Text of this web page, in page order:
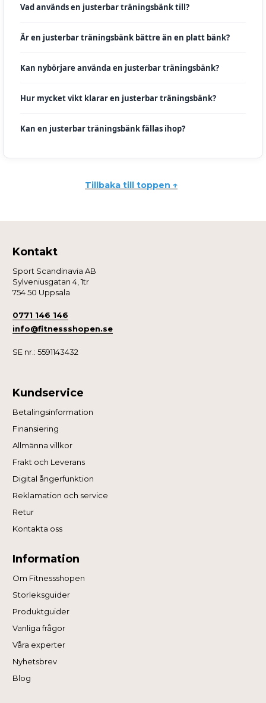
Vad används en justerbar träningsbänk till?
Är en justerbar träningsbänk bättre än en platt bänk?
Kan nybörjare använda en justerbar träningsbänk?
Hur mycket vikt klarar en justerbar träningsbänk?
Kan en justerbar träningsbänk fällas ihop?
Tillbaka till toppen ↑
Kontakt
Sport Scandinavia AB
Sylveniusgatan 4, 1tr
754 50 Uppsala
0771 146 146
info@fitnessshopen.se
SE nr.: 5591143432
Kundservice
Betalingsinformation
Finansiering
Allmänna villkor
Frakt och Leverans
Digital ångerfunktion
Reklamation och service
Retur
Kontakta oss
Information
Om Fitnessshopen
Storleksguider
Produktguider
Vanliga frågor
Våra experter
Nyhetsbrev
Blog